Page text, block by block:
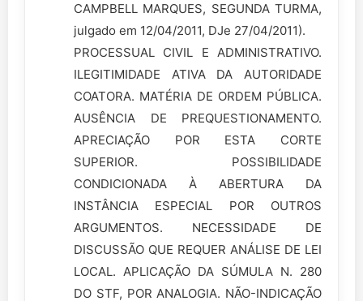
CAMPBELL MARQUES, SEGUNDA TURMA,
julgado em 12/04/2011, DJe 27/04/2011).
PROCESSUAL CIVIL E ADMINISTRATIVO.
ILEGITIMIDADE ATIVA DA AUTORIDADE
COATORA. MATÉRIA DE ORDEM PÚBLICA.
AUSÊNCIA DE PREQUESTIONAMENTO.
APRECIAÇÃO POR ESTA CORTE
SUPERIOR. POSSIBILIDADE
CONDICIONADA À ABERTURA DA
INSTÂNCIA ESPECIAL POR OUTROS
ARGUMENTOS. NECESSIDADE DE
DISCUSSÃO QUE REQUER ANÁLISE DE LEI
LOCAL. APLICAÇÃO DA SÚMULA N. 280
DO STF, POR ANALOGIA. NÃO-INDICAÇÃO